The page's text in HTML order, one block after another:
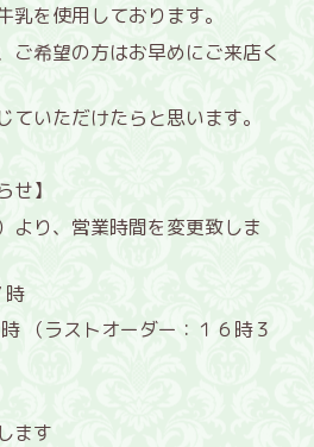
乳を使用しております。
ご希望の方はお早めにご来店く
ていただけたらと思います。
せ】
より、営業時間を変更致しま
時
（ラストオーダー：１６時３
ます